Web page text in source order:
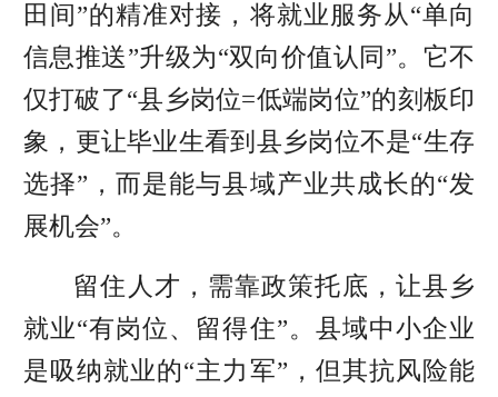
田间”的精准对接，将就业服务从“单向
信息推送”升级为“双向价值认同”。它不
仅打破了“县乡岗位=低端岗位”的刻板印
象，更让毕业生看到县乡岗位不是“生存
选择”，而是能与县域产业共成长的“发
展机会”。
留住人才， 需靠政策托底，让县乡
就业“有岗位、留得住”。县域中小企业
是吸纳就业的“主力军”，但其抗风险能